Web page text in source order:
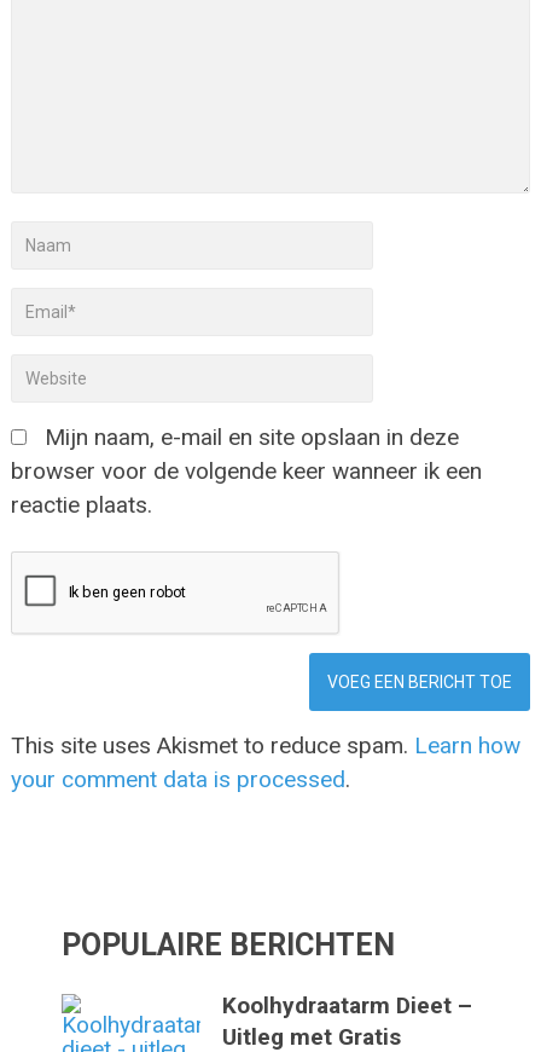
Mijn naam, e-mail en site opslaan in deze
browser voor de volgende keer wanneer ik een
reactie plaats.
This site uses Akismet to reduce spam. Learn how
your comment data is processed.
POPULAIRE BERICHTEN
Koolhydraatarm Dieet –
Uitleg met Gratis